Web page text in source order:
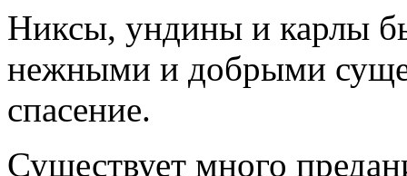
Никсы, ундины и карлы
нежными и добрыми
спасение.
Существует много